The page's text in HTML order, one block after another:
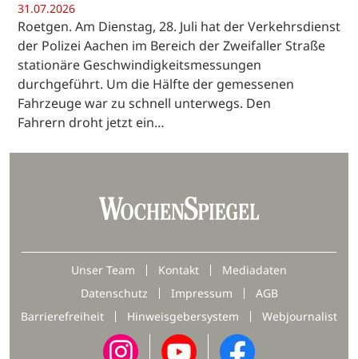
31.07.2026
Roetgen. Am Dienstag, 28. Juli hat der Verkehrsdienst
der Polizei Aachen im Bereich der Zweifaller Straße
stationäre Geschwindigkeitsmessungen
durchgeführt. Um die Hälfte der gemessenen
Fahrzeuge war zu schnell unterwegs. Den
Fahrern droht jetzt ein…
Unser Team Kontakt
Mediadaten
Datenschutz
Impressum
AGB
Barrierefreiheit
Hinweisgebersystem Webjournalist